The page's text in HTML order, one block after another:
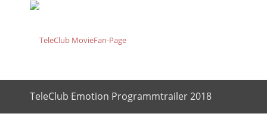
TeleClub Emotion Programmtrailer 2018